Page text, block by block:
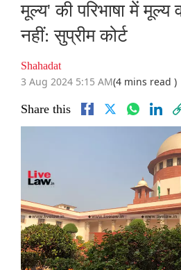
मूल्य' की परिभाषा में मूल्य
नहीं: सुप्रीम कोर्ट
Shahadat
3 Aug 2024 5:15 AM(4 mins read )
Share this